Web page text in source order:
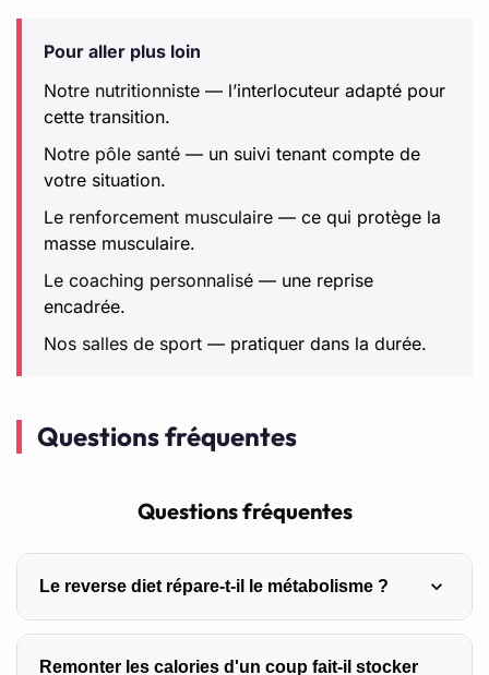
Pour aller plus loin
Notre nutritionniste — l’interlocuteur adapté pour
cette transition.
Notre pôle santé — un suivi tenant compte de
votre situation.
Le renforcement musculaire — ce qui protège la
masse musculaire.
Le coaching personnalisé — une reprise
encadrée.
Nos salles de sport — pratiquer dans la durée.
Questions fréquentes
Questions fréquentes
Le reverse diet répare-t-il le métabolisme ?
Remonter les calories d'un coup fait-il stocker